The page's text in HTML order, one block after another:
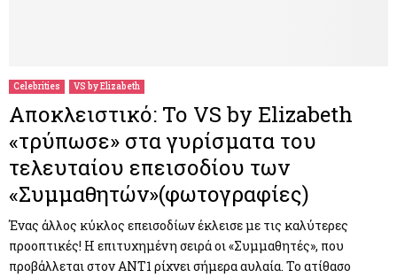
Celebrities VS by Elizabeth
Αποκλειστικό: Το VS by Elizabeth
«τρύπωσε» στα γυρίσματα του
τελευταίου επεισοδίου των
«Συμμαθητών»(φωτογραφίες)
Ένας άλλος κύκλος επεισοδίων έκλεισε με τις καλύτερες
προοπτικές! Η επιτυχημένη σειρά οι «Συμμαθητές», που
προβάλλεται στον AΝΤ1 ρίχνει σήμερα αυλαία. Το ατίθασο